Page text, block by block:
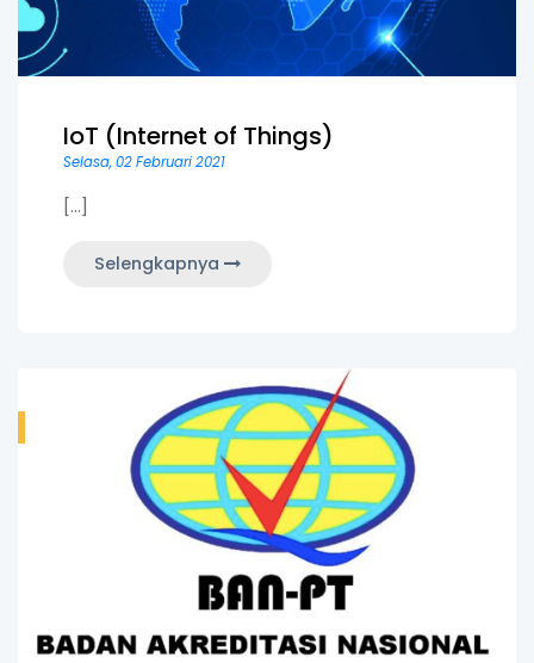
IoT (Internet of Things)
Selasa, 02 Februari 2021
[...]
Selengkapnya